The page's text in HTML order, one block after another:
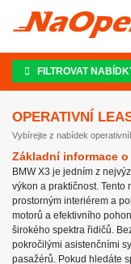
Operativní leasing BMW X3
FILTROVAT
OPERATIVNÍ
Vybírejte z nabídek
Základní informace o
BMW X3 je jedním z
výkon a praktičnost.
prostorným interiérem a
motorů a efektivního
širokého spektra řidičů.
pokročilými asistenčními
pasažérů. Pokud hledáte